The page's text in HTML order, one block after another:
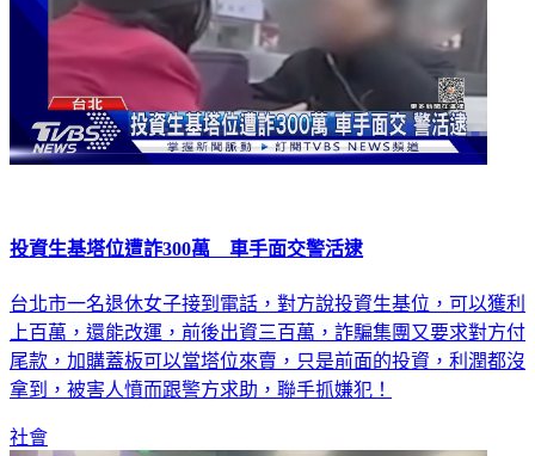
投資生基塔位遭詐300萬 車手面交警活逮
台北市一名退休女子接到電話，對方說投資生基位，可以獲利
上百萬，還能改運，前後出資三百萬，詐騙集團又要求對方付
尾款，加購蓋板可以當塔位來賣，只是前面的投資，利潤都沒
拿到，被害人憤而跟警方求助，聯手抓嫌犯！
社會